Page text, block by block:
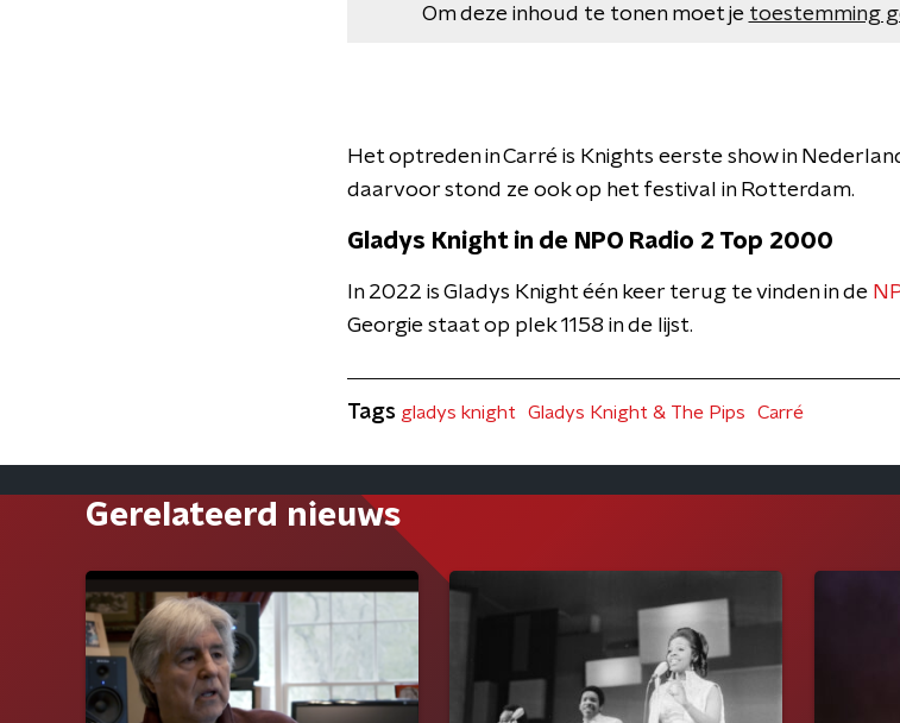
Om deze inhoud te tonen moet je toestemming
Het optreden in Carré is Knights eerste show in
daarvoor stond ze ook op het festival in Rotterdam.
Gladys Knight in de NPO Radio 2 Top 2000
In 2022 is Gladys Knight één keer terug te vinden in de
Georgie staat op plek 1158 in de lijst.
Tags gladys knight Gladys Knight & The Pips Carré
Gerelateerd nieuws